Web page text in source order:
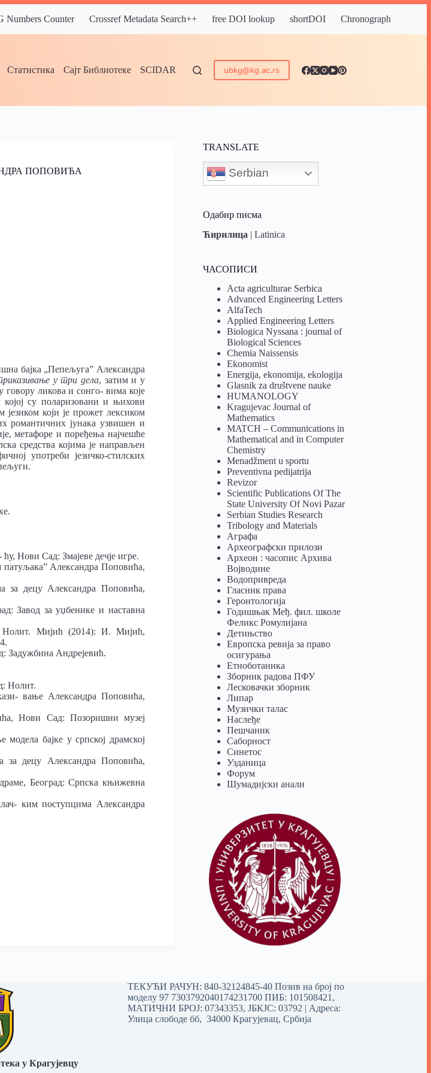
Numbers Counter Crossref Metadata Search++ free DOI lookup shortDOI Chronograph
Статистика Сајт Библиотеке SCIDAR ubkg@kg.ac.rs
ПОПОВИЋА
бајка „Пепељугаˮ Александра
у три дела, затим и у
ликова и сонго- вима које
су поларизовани и њихови
који је прожет лексиком
романтичних јунака узвишен и
метафоре и поређења најчешће
средства којима је направљен
употреби језичко-стилских
Нови Сад: Змајеве дечје игре.
патуљакаˮ Александра Поповића,
за децу Александра Поповића,
Завод за уџбенике и наставна
Нолит. Мијић (2014): И. Мијић,
Задужбина Андрејевић.
Нолит.
вање Александра Поповића,
Нови Сад: Позоришни музеј
бајке у српској драмској
децу Александра Поповића,
Београд: Српска књижевна
ким поступцима Александра
TRANSLATE
Serbian
Одабир писма
Ћирилица |Latinica
ЧАСОПИСИ
Acta agriculturae Serbica
Advanced Engineering Letters
AlfaTech
Applied Engineering Letters
Biologica Nyssana : journal of
Biological Sciences
Chemia Naissensis
Ekonomist
Energija, ekonomija, ekologija
Glasnik za društvene nauke
HUMANOLOGY
Kragujevac Journal of
Mathematics
MATCH – Communications in
Mathematical and in Computer
Chemistry
Menadžment u sportu
Preventivna pedijatrija
Revizor
Scientific Publications Of The
State University Of Novi Pazar
Serbian Studies Research
Tribology and Materials
Аграфа
Археографски прилози
Археон : часопис Архива
Војводине
Водопривреда
Гласник права
Геронтологија
Годишњак Међ. фил. школе
Феликс Ромулијана
Детињство
Европска ревија за право
осигурања
Eтноботаника
Зборник радова ПФУ
Лесковачки зборник
Липар
Музички талас
Наслеђе
Пешчаник
Саборност
Синетос
Узданица
Форум
Шумадијски анали
у Крагујевцу
ТЕКУЋИ РАЧУН: 840-32124845-40 Позив на број по
моделу 97 7303792040174231700ПИБ: 101508421,
МАТИЧНИ БРОЈ: 07343353, ЈБКЈС: 03792 | Aдреса:
Улица слободе бб, 34000 Крагујевац, Србија